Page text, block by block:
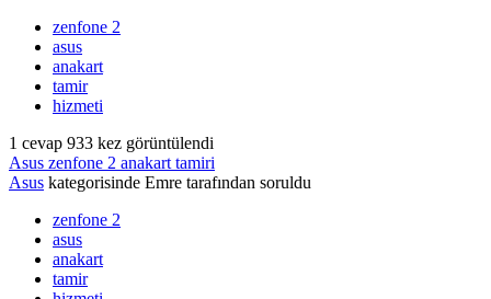
zenfone 2
asus
anakart
tamir
hizmeti
1 cevap 933 kez görüntülendi
Asus zenfone 2 anakart tamiri
Asus kategorisinde Emre tarafından soruldu
zenfone 2
asus
anakart
tamir